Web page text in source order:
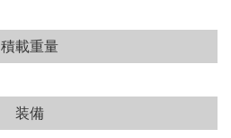
積載重量
装備